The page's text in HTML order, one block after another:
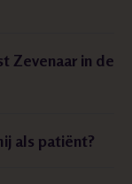
Zevenaar in de
als patiënt?